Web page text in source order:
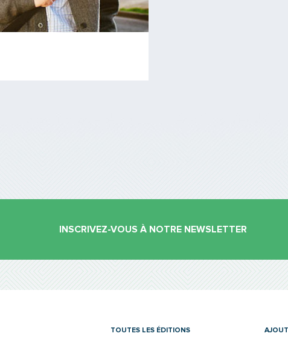
INSCRIVEZ-VOUS À NOTRE NEWSLETTER
TOUTES LES ÉDITIONS